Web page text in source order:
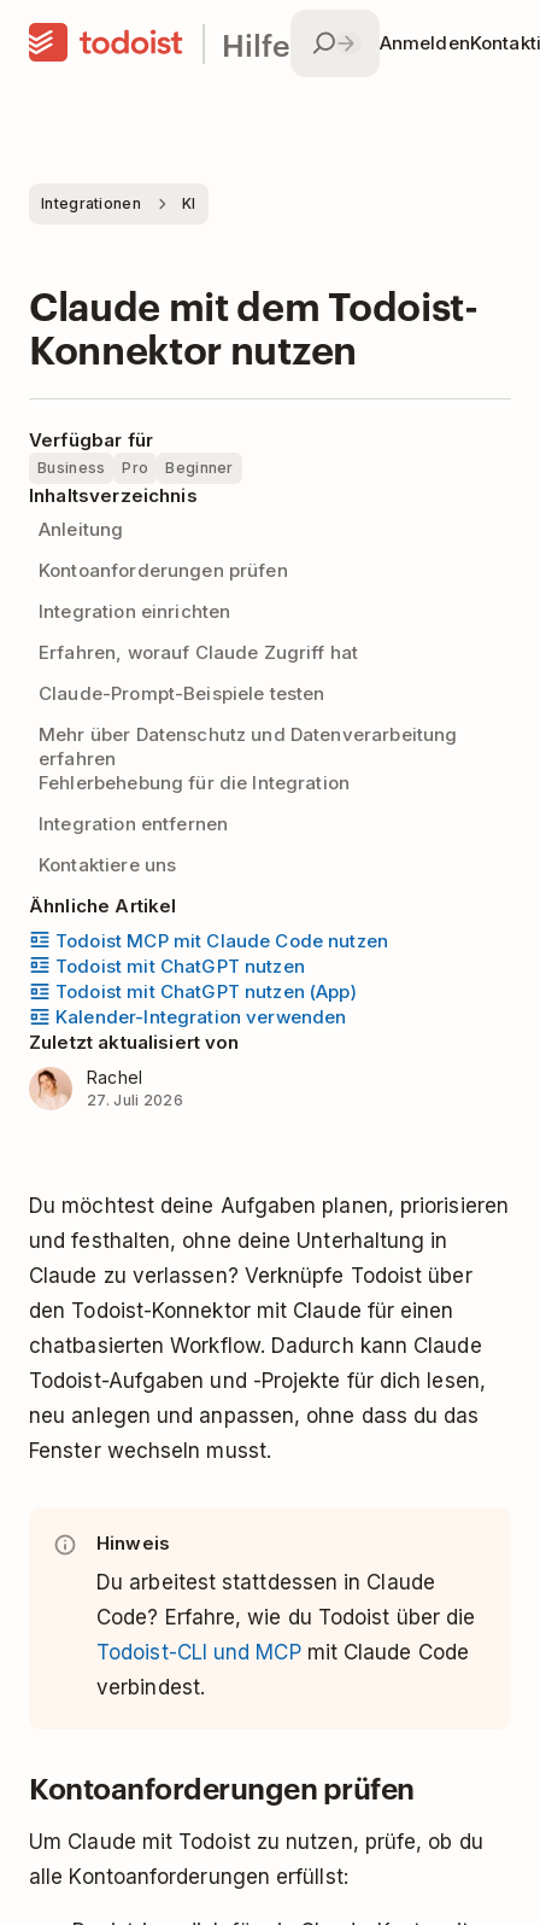
Hilfe Anmelden
Integrationen KI
Claude mit dem Todoist-
Konnektor nutzen
Verfügbar für
Business Pro Beginner
Inhaltsverzeichnis
Anleitung
Kontoanforderungen prüfen
Integration einrichten
Erfahren, worauf Claude Zugriff hat
Claude-Prompt-Beispiele testen
Mehr über Datenschutz und Datenverarbeitung
erfahren
Fehlerbehebung für die Integration
Integration entfernen
Kontaktiere uns
Ähnliche Artikel
Todoist MCP mit Claude Code nutzen
Todoist mit ChatGPT nutzen
Todoist mit ChatGPT nutzen (App)
Kalender-Integration verwenden
Zuletzt aktualisiert von
Rachel
27. Juli 2026
Du möchtest deine Aufgaben planen, priorisieren
und festhalten, ohne deine Unterhaltung in
Claude zu verlassen? Verknüpfe Todoist über
den Todoist-Konnektor mit Claude für einen
chatbasierten Workflow. Dadurch kann Claude
Todoist-Aufgaben und -Projekte für dich lesen,
neu anlegen und anpassen, ohne dass du das
Fenster wechseln musst.
Hinweis
Du arbeitest stattdessen in Claude
Code? Erfahre, wie du Todoist über die
Todoist-CLI und MCPmit Claude Code
verbindest.
Kontoanforderungen prüfen
Um Claude mit Todoist zu nutzen, prüfe, ob du
alle Kontoanforderungen erfüllst: